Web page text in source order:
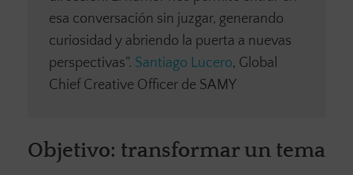
esa conversación sin juzgar, generando
curiosidad y abriendo la puerta a nuevas
perspectivas”. Santiago Lucero, Global
Chief Creative Officer de SAMY
Objetivo: transformar un tema